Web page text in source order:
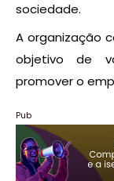
sociedade.
A organização
objetivo de
promover o
Pub